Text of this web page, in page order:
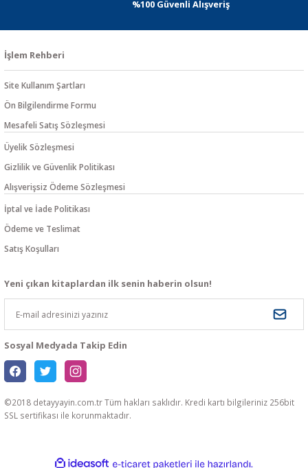
%100 Güvenli Alışveriş
İşlem Rehberi
Site Kullanım Şartları
Ön Bilgilendirme Formu
Mesafeli Satış Sözleşmesi
Üyelik Sözleşmesi
Gizlilik ve Güvenlik Politikası
Alışverişsiz Ödeme Sözleşmesi
İptal ve İade Politikası
Ödeme ve Teslimat
Satış Koşulları
Yeni çıkan kitaplardan ilk senin haberin olsun!
Sosyal Medyada Takip Edin
©2018 detayyayin.com.tr Tüm hakları saklıdır. Kredi kartı bilgileriniz 256bit
SSL sertifikası ile korunmaktadır.
ideasoft e-